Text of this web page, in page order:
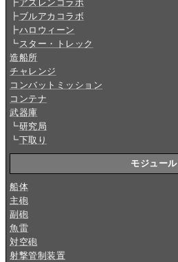
┣アズレンコラボ
┣ブルアカコラボ
┣ハロウィーン
┗スター・トレック
造船所
チャレンジ
コンバットミッション
コンテナ
武器庫
┗研究局
┗下取り
モジュール
船体
主砲
副砲
魚雷
対空砲
射撃管制装置